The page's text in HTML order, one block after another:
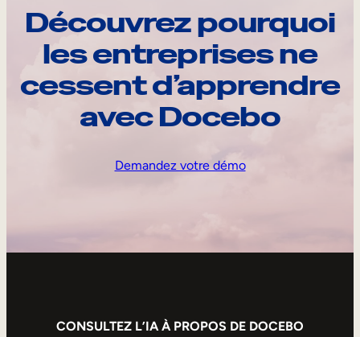
Découvrez pourquoi
les entreprises ne
cessent d’apprendre
avec Docebo
Demandez votre démo
CONSULTEZ L’IA À PROPOS DE DOCEBO